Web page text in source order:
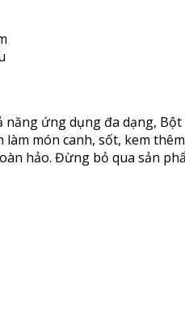
ứng dụng đa dạng,
món canh, sốt, kem
hảo. Đừng bỏ qua sản